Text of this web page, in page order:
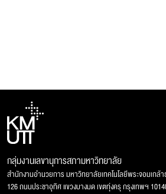
กลุ่มงานเลขานุการสภามหาวิทยาลัย
สำนักงานอำนวยการ มหาวิทยาลัยเทคโนโลยีพระจอมเกล้
126 ถนนประชาอุทิศ แขวงบางมด เขตทุ่งครุ กรุงเทพฯ